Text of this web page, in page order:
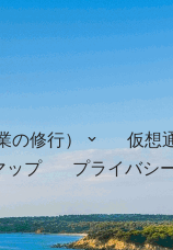
の修行）
仮想
ップ プライバシ